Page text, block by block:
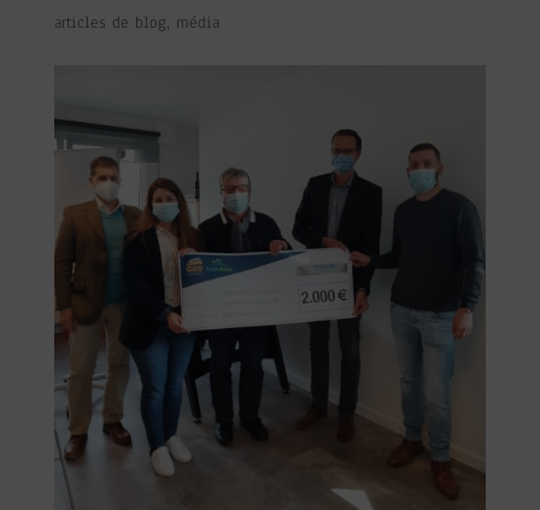
articles de blog, média